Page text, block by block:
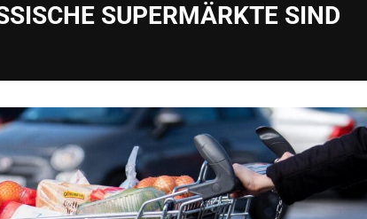
SUPERMÄRKTE SIND